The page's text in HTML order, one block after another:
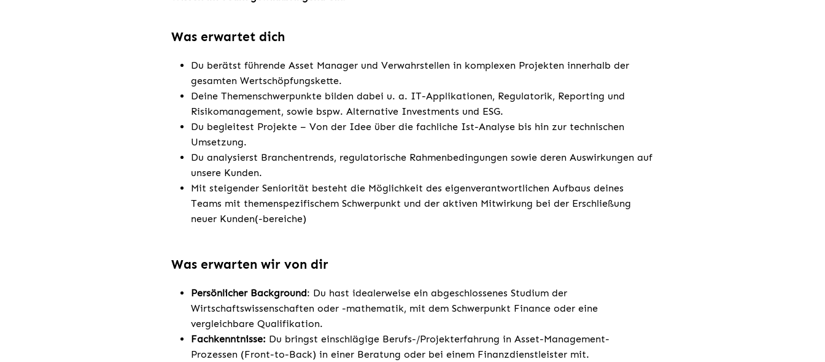
Was erwartet dich
Du berätst führende Asset Manager und Verwahrstellen in komplexen Projekten innerhalb der
gesamten Wertschöpfungskette.
Deine Themenschwerpunkte bilden dabei u. a. IT-Applikationen, Regulatorik, Reporting und
Risikomanagement, sowie bspw. Alternative Investments und ESG.
Du begleitest Projekte – Von der Idee über die fachliche Ist-Analyse bis hin zur technischen
Umsetzung.
Du analysierst Branchentrends, regulatorische Rahmenbedingungen sowie deren Auswirkungen auf
unsere Kunden.
Mit steigender Seniorität besteht die Möglichkeit des eigenverantwortlichen Aufbaus deines
Teams mit themenspezifischem Schwerpunkt und der aktiven Mitwirkung bei der Erschließung
neuer Kunden(-bereiche)
Was erwarten wir von dir
Persönlicher Background: Du hast idealerweise ein abgeschlossenes Studium der
Wirtschaftswissenschaften oder -mathematik, mit dem Schwerpunkt Finance oder eine
vergleichbare Qualifikation.
Fachkenntnisse: Du bringst einschlägige Berufs-/Projekterfahrung in Asset-Management-
Prozessen (Front-to-Back) in einer Beratung oder bei einem Finanzdienstleister mit.